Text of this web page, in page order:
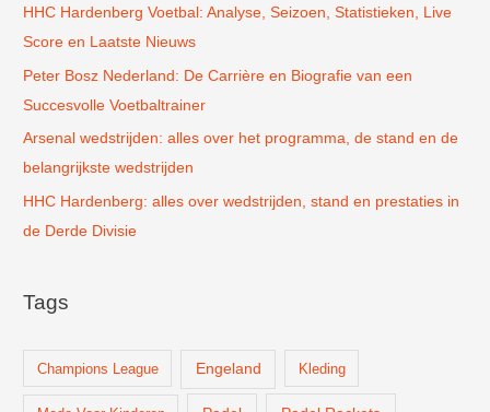
r
:
HHC Hardenberg Voetbal: Analyse, Seizoen, Statistieken, Live
Score en Laatste Nieuws
Peter Bosz Nederland: De Carrière en Biografie van een
Succesvolle Voetbaltrainer
Arsenal wedstrijden: alles over het programma, de stand en de
belangrijkste wedstrijden
HHC Hardenberg: alles over wedstrijden, stand en prestaties in
de Derde Divisie
Tags
Champions League Engeland Kleding